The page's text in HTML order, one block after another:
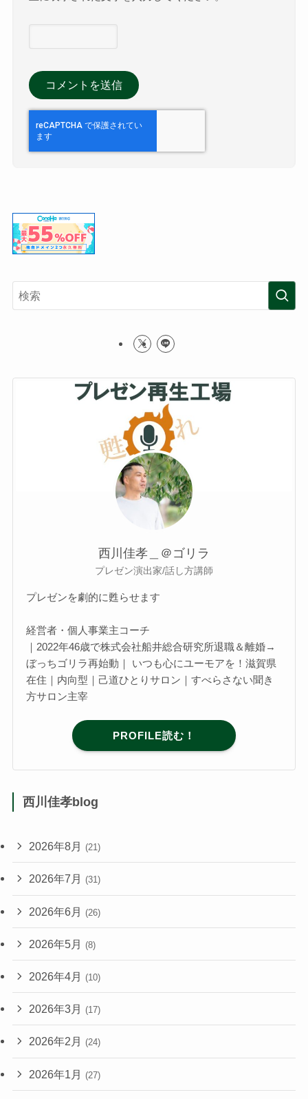
西川佳孝＿＠ゴリラ
プレゼン演出家/話し方講師
プレゼンを劇的に甦らせます
経営者・個人事業主コーチ
｜2022年46歳で株式会社船井総合研究所退職＆離婚→
ぼっちゴリラ再始動｜ いつも心にユーモアを！滋賀県
在住｜内向型｜己道ひとりサロン｜すべらさない聞き
方サロン主宰
PROFILE読む！
西川佳孝blog
2026年8月 (21)
2026年7月 (31)
2026年6月 (26)
2026年5月 (8)
2026年4月 (10)
2026年3月 (17)
2026年2月 (24)
2026年1月 (27)